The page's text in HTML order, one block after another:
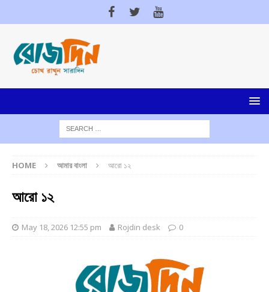
HOME আমার বাংলা আরো ১২
আরো ১২
May 18, 2026 12:55 pm Rojdin desk 0